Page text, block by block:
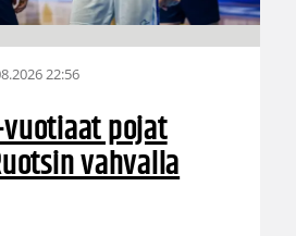
22:56
pojat
vahvalla